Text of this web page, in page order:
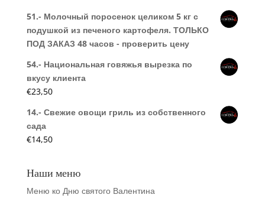
51.- Молочный поросенок целиком 5 кг с
подушкой из печеного картофеля. ТОЛЬКО
ПОД ЗАКАЗ 48 часов - проверить цену
54.- Национальная говяжья вырезка по
вкусу клиента
€23,50
14.- Свежие овощи гриль из собственного
сада
€14,50
Наши меню
Меню ко Дню святого Валентина